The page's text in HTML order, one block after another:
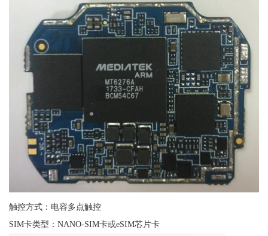
触控方式：电容多点触控
SIM卡类型：NANO-SIM卡或eSIM芯片卡